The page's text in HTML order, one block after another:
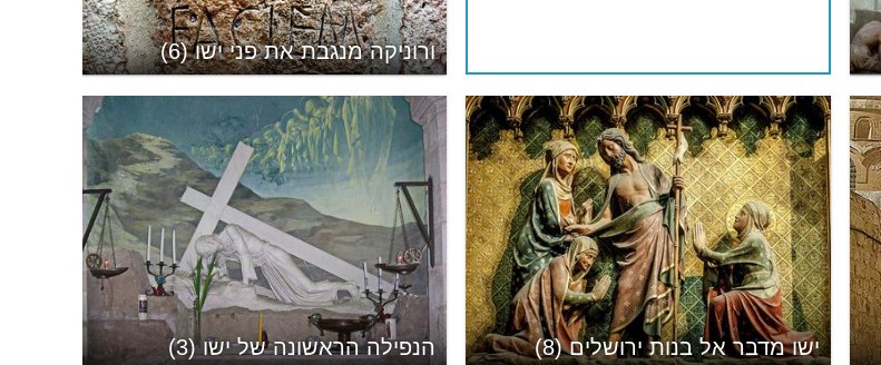
ורוניקה מנגבת את פני ישו (6)
הנפילה הראשונה של ישו (3) ישו מדבר אל בנות ירושלים (8)